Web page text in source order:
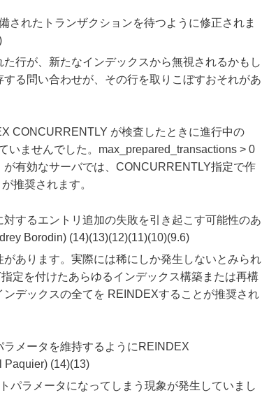
れたトランザクションを待つように修正されま
行が、新たなインデックスから無視されるかもし
る問い合わせが、その行を取りこぼすおそれがあ
CONCURRENTLY が検査したときに進行中の
いませんでした。max_prepared_transactions > 0
有効なサーバでは、CONCURRENTLY指定で作
推奨されます。
するエントリ追加の失敗を引き起こす可能性のあ
Borodin) (14)(13)(12)(11)(10)(9.6)
あります。実際には稀にしか発生しないとみられ
定を付けたあらゆるインデックス構築または再構
デックスの全てを REINDEXすることが推奨され
メータを維持するようにREINDEX
Paquier) (14)(13)
パラメータになってしまう現象が発生していまし